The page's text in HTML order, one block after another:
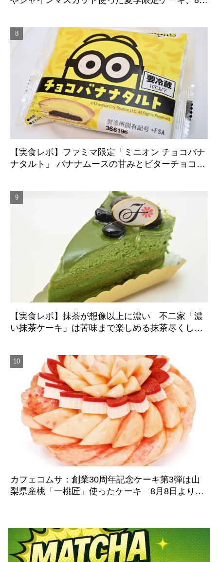
【実食レポ】ファミマ限定「ミニオン チョコバナ
ナタルト」 バナナムースの甘みとビターチョコが
【実食レポ】抹茶が想像以上に濃い 不二家「濃
い抹茶ケーキ」は苦味まで楽しめる抹茶尽くしの
カフェコムサ：創業30周年記念ケーキ第3弾は山
梨県産桃「一桃匠」使ったケーキ 8月8日より期